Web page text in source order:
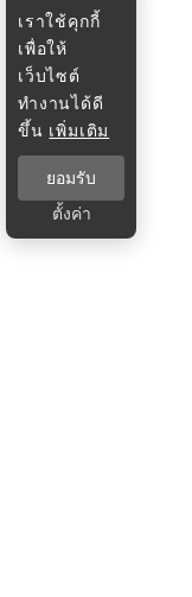
เราใช้คุกกี้
เพื่อให้
เว็บไซต์
ทำงานได้ดี
ขึ้น เพิ่มเติม
ยอมรับ
ตั้งค่า